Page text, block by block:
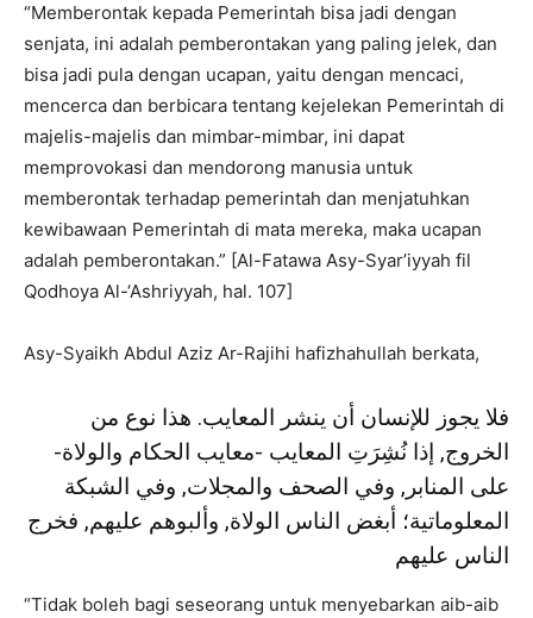
“Memberontak kepada Pemerintah bisa jadi dengan
senjata, ini adalah pemberontakan yang paling jelek, dan
bisa jadi pula dengan ucapan, yaitu dengan mencaci,
mencerca dan berbicara tentang kejelekan Pemerintah di
majelis-majelis dan mimbar-mimbar, ini dapat
memprovokasi dan mendorong manusia untuk
memberontak terhadap pemerintah dan menjatuhkan
kewibawaan Pemerintah di mata mereka, maka ucapan
adalah pemberontakan.” [Al-Fatawa Asy-Syar’iyyah fil
Qodhoya Al-‘Ashriyyah, hal. 107]
Asy-Syaikh Abdul Aziz Ar-Rajihi hafizhahullah berkata,
فلا يجوز للإنسان أن ينشر المعايب. هذا نوع من
الخروج, إذا نُشِرَتِ المعايب -معايب الحكام والولاة-
على المنابر, وفي الصحف والمجلات, وفي الشبكة
المعلوماتية؛ أبغض الناس الولاة, وألبوهم عليهم, فخرج
الناس عليهم
“Tidak boleh bagi seseorang untuk menyebarkan aib-aib